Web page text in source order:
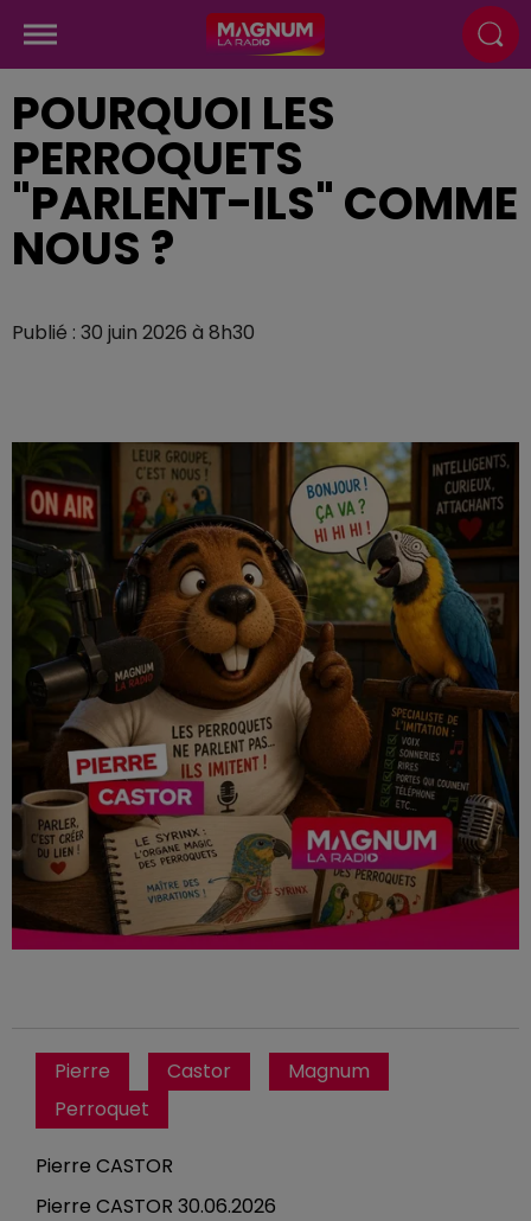
POURQUOI LES
PERROQUETS
"PARLENT-ILS" COMME
NOUS ?
Publié : 30 juin 2026 à 8h30
Pierre Castor
Magnum
Perroquet
Pierre CASTOR
Pierre CASTOR 30.06.2026